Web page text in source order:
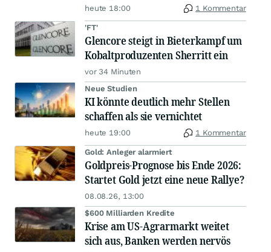
heute 18:00 1 Kommentar
'FT'
Glencore steigt in Bieterkampf um
Kobaltproduzenten Sherritt ein
vor 34 Minuten
Neue Studien
KI könnte deutlich mehr Stellen
schaffen als sie vernichtet
heute 19:00 1 Kommentar
Gold: Anleger alarmiert
Goldpreis-Prognose bis Ende 2026:
Startet Gold jetzt eine neue Rallye?
08.08.26, 13:00
$600 Milliarden Kredite
Krise am US-Agrarmarkt weitet
sich aus, Banken werden nervös